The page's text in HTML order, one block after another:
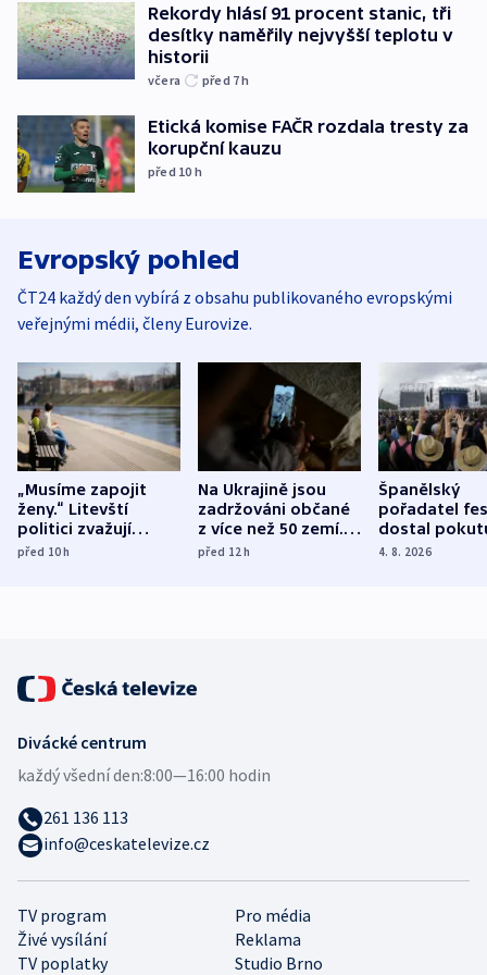
Rekordy hlásí 91 procent stanic, tři
desítky naměřily nejvyšší teplotu v
historii
včera před 7h
Etická komise FAČR rozdala tresty za
korupční kauzu
před 10 h
Evropský pohled
ČT24 každý den vybírá z obsahu publikovaného evropskými
veřejnými médii, členy Eurovize.
„Musíme zapojit
ženy.“ Litevští
politici zvažují
dohodu o
před 10h
Na Ukrajině jsou
zadržováni občané
z více než 50 zemí.
Bojovali na straně
před 12h
Španělský
pořadatel
dostal
nekalé
4. 8. 2026
TV program
Pro média
Živé vysílání
Reklama
TV poplatky
Studio Brno
Divácké centrum
každý všední den:8:00—16:00 hodin
261 136 113
info@ceskatelevize.cz